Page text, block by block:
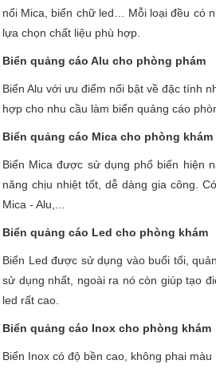
nổi Mica, biển chữ led… Mỗi loại đều có
lựa chọn chất liệu phù hợp.
Biển quảng cáo Alu cho phòng phám
Biển Alu với ưu điểm nổi bật về đặc tính
hợp cho nhu cầu làm biển quảng cáo
Biển quảng cáo Mica cho phòng khám
Biển Mica được sử dụng phổ biến hiện
năng chịu nhiệt tốt, dễ dàng gia công.
Mica - Alu,...
Biển quảng cáo Led cho phòng khám
Biển Led được sử dụng vào buổi tối,
sử dụng nhất, ngoài ra nó còn giúp tạo
led rất cao.
Biển quảng cáo Inox cho phòng khám
Biển Inox có độ bền cao, không phai